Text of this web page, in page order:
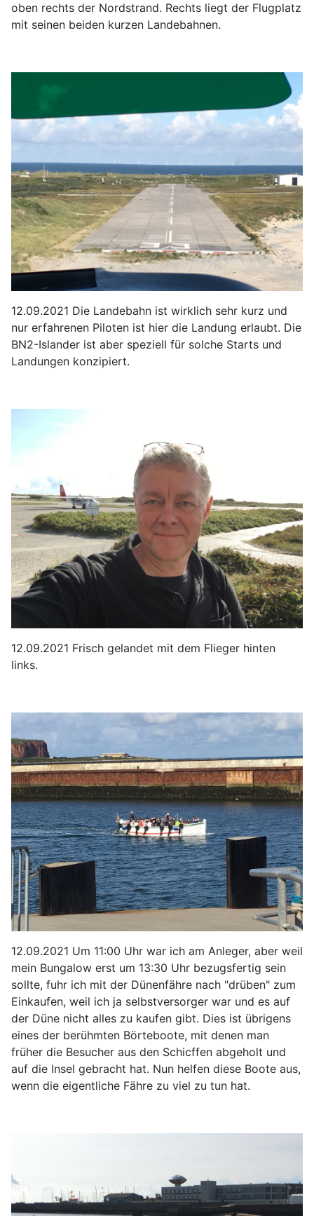
oben rechts der Nordstrand. Rechts liegt der Flugplatz
mit seinen beiden kurzen Landebahnen.
12.09.2021 Die Landebahn ist wirklich sehr kurz und
nur erfahrenen Piloten ist hier die Landung erlaubt. Die
BN2-Islander ist aber speziell für solche Starts und
Landungen konzipiert.
12.09.2021 Frisch gelandet mit dem Flieger hinten
links.
12.09.2021 Um 11:00 Uhr war ich am Anleger, aber weil
mein Bungalow erst um 13:30 Uhr bezugsfertig sein
sollte, fuhr ich mit der Dünenfähre nach "drüben" zum
Einkaufen, weil ich ja selbstversorger war und es auf
der Düne nicht alles zu kaufen gibt. Dies ist übrigens
eines der berühmten Börteboote, mit denen man
früher die Besucher aus den Schicffen abgeholt und
auf die Insel gebracht hat. Nun helfen diese Boote aus,
wenn die eigentliche Fähre zu viel zu tun hat.